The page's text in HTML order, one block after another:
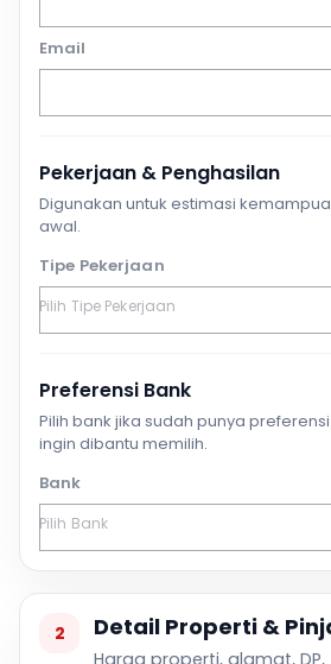
Email
Pekerjaan & Penghasilan
Digunakan untuk estimasi
awal.
Tipe Pekerjaan
Preferensi Bank
Pilih bank jika sudah punya
ingin dibantu memilih.
Bank
2 Detail Properti &
Harga properti, alamat,